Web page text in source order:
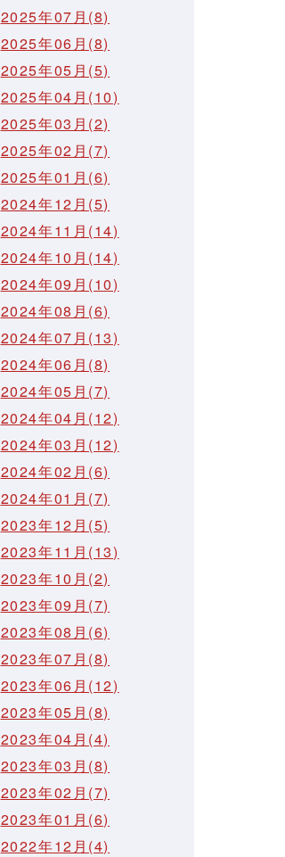
2025年07月(8)
2025年06月(8)
2025年05月(5)
2025年04月(10)
2025年03月(2)
2025年02月(7)
2025年01月(6)
2024年12月(5)
2024年11月(14)
2024年10月(14)
2024年09月(10)
2024年08月(6)
2024年07月(13)
2024年06月(8)
2024年05月(7)
2024年04月(12)
2024年03月(12)
2024年02月(6)
2024年01月(7)
2023年12月(5)
2023年11月(13)
2023年10月(2)
2023年09月(7)
2023年08月(6)
2023年07月(8)
2023年06月(12)
2023年05月(8)
2023年04月(4)
2023年03月(8)
2023年02月(7)
2023年01月(6)
2022年12月(4)